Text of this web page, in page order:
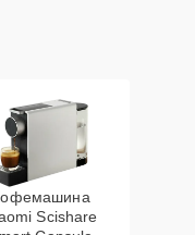
Scishare